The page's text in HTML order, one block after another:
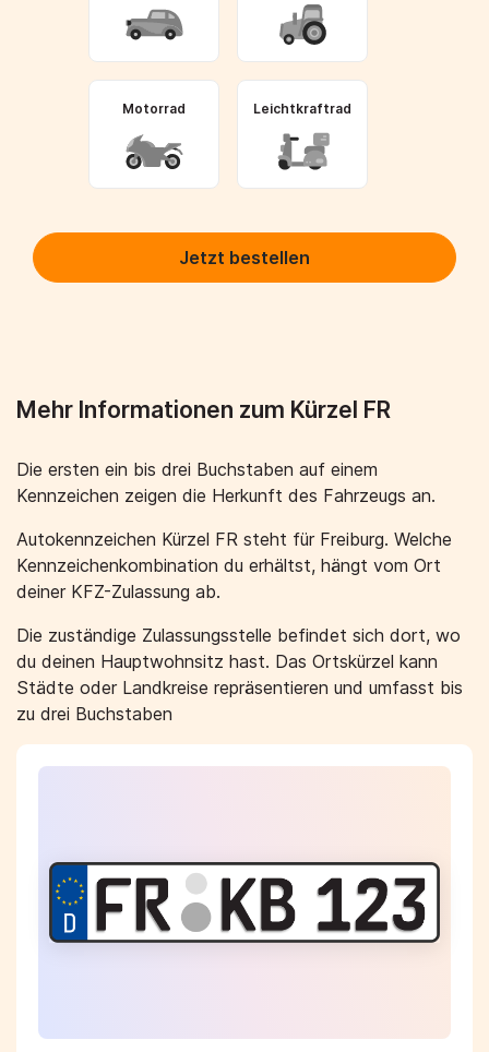
Motorrad Leichtkraftrad
Jetzt bestellen
Mehr Informationen zum Kürzel FR
Die ersten ein bis drei Buchstaben auf einem
Kennzeichen zeigen die Herkunft des Fahrzeugs an.
Autokennzeichen Kürzel FR steht für Freiburg. Welche
Kennzeichenkombination du erhältst, hängt vom Ort
deiner KFZ-Zulassung ab.
Die zuständige Zulassungsstelle befindet sich dort, wo
du deinen Hauptwohnsitz hast. Das Ortskürzel kann
Städte oder Landkreise repräsentieren und umfasst bis
zu drei Buchstaben